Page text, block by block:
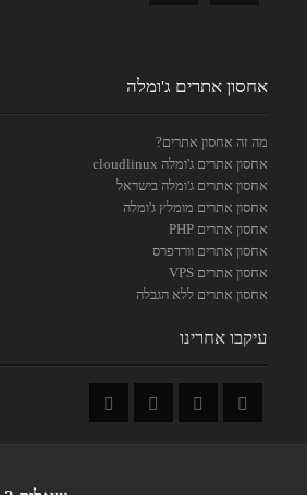
אחסון אתרים ג'ומלה
מה זה אחסון אתרים?
אחסון אתרים ג'ומלה cloudlinux
אחסון אתרים ג'ומלה בישראל
אחסון אתרים מומלץ ג'ומלה
אחסון אתרים PHP
אחסון אתרים וורדפרס
אחסון אתרים VPS
אחסון אתרים ללא הגבלה
עיקבו אחרינו